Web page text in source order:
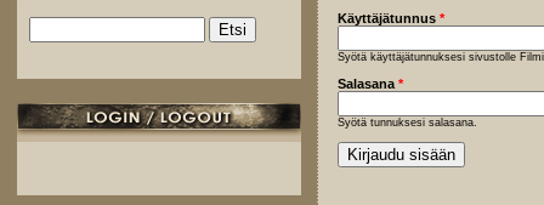
Hakulomake
Käyttäjätunnus *
Syötä käyttäjätunnuksesi sivustolle
Salasana *
Syötä tunnuksesi salasana.